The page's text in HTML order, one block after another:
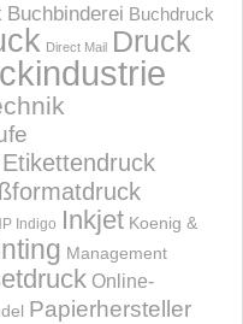
Buchbinderei Buchdruck
Direct Mail Druck
Etikettendruck
Indigo Inkjet Koenig &
Management
Online-
Papierhersteller